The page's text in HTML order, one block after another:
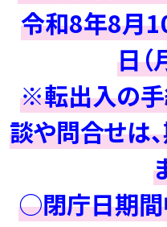
令和8年8月
日（
※転出入の手
談や問合せは
○閉庁日期間